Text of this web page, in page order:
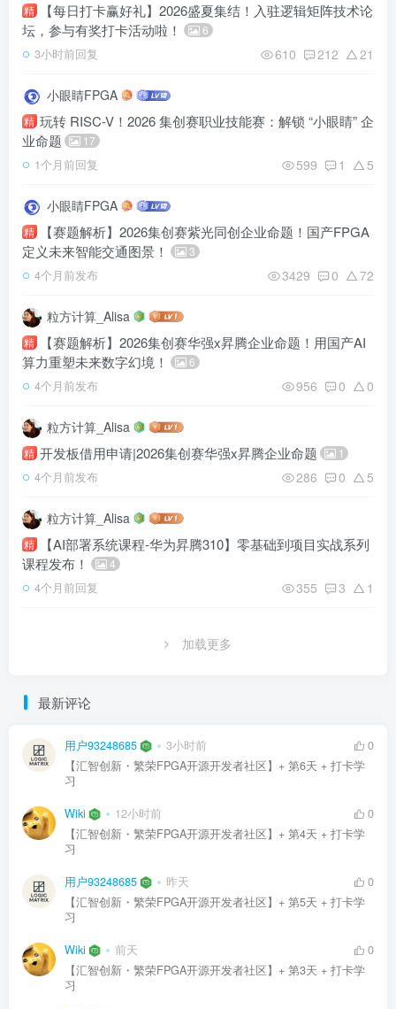
精
【每日打卡赢好礼】2026盛夏集结！入驻逻辑矩阵技术论
坛，参与有奖打卡活动啦！
6
3小时前回复 610 212 21
小眼睛FPGA
精 玩转 RISC-V！2026 集创赛职业技能赛：解锁 “小眼睛” 企
业命题
17
1个月前回复 599 1 5
小眼睛FPGA
精
【赛题解析】2026集创赛紫光同创企业命题！国产FPGA
定义未来智能交通图景！
3
4个月前发布 3429 0 72
粒方计算_Alisa
精
【赛题解析】2026集创赛华强x昇腾企业命题！用国产AI
算力重塑未来数字幻境！
6
4个月前发布 956 0 0
粒方计算_Alisa
精 开发板借用申请|2026集创赛华强x昇腾企业命题 1
4个月前发布 286 0 5
粒方计算_Alisa
精
【AI部署系统课程-华为昇腾310】零基础到项目实战系列
课程发布！
4
4个月前回复 355 3 1
加载更多
最新评论
用户93248685 3小时前
0
【汇智创新・繁荣FPGA开源开发者社区】+ 第6天 + 打卡学
习
Wiki 12小时前
0
【汇智创新・繁荣FPGA开源开发者社区】+ 第4天 + 打卡学
习
用户93248685 昨天
0
【汇智创新・繁荣FPGA开源开发者社区】+ 第5天 + 打卡学
习
Wiki 前天
0
【汇智创新・繁荣FPGA开源开发者社区】+ 第3天 + 打卡学
习